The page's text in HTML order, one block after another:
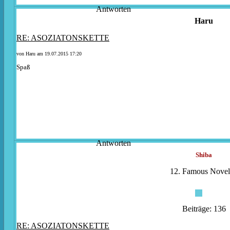
Antworten
Haru
RE: ASOZIATONSKETTE
von Haru am 19.07.2015 17:20
Spaß
Antworten
Shiba
12. Famous
Beiträge: 136
RE: ASOZIATONSKETTE